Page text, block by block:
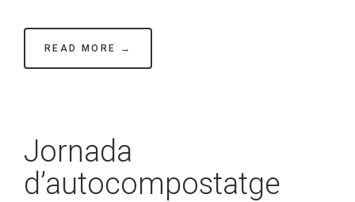
READ MORE →
Jornada
d’autocompostatge